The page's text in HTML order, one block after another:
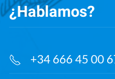
¿Hablamos?
+34 666 45 00